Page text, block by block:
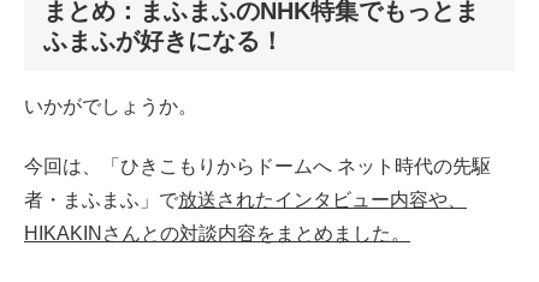
まとめ：まふまふのNHK特集でもっとま
ふまふが好きになる！
いかがでしょうか。
今回は、「ひきこもりからドームへ ネット時代の先駆
者・まふまふ」で放送されたインタビュー内容や、
HIKAKINさんとの対談内容をまとめました。